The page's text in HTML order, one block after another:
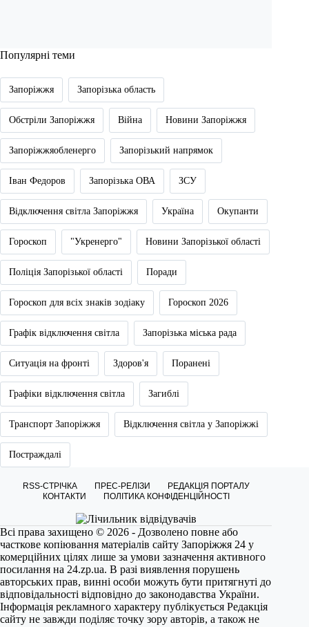
Популярні теми
Запоріжжя Запорізька область
Обстріли Запоріжжя Війна Новини Запоріжжя
Запоріжжяобленерго Запорізький напрямок
Іван Федоров Запорізька ОВА ЗСУ
Відключення світла Запоріжжя Україна Окупанти
Гороскоп "Укренерго" Новини Запорізької області
Поліція Запорізької області Поради
Гороскоп для всіх знаків зодіаку Гороскоп 2026
Графік відключення світла Запорізька міська рада
Ситуація на фронті Здоров'я Поранені
Графіки відключення світла Загиблі
Транспорт Запоріжжя Відключення світла у Запоріжжі
Постраждалі
RSS-СТРІЧКА ПРЕС-РЕЛІЗИ
РЕДАКЦІЯ ПОРТАЛУ
КОНТАКТИ
ПОЛІТИКА КОНФІДЕНЦІЙНОСТІ
Всі права захищено © 2026 - Дозволено повне або
часткове копіювання матеріалів сайту Запоріжжя 24 у
комерційних цілях лише за умови зазначення активного
посилання на 24.zp.ua. В разі виявлення порушень
авторських прав, винні особи можуть бути притягнуті до
відповідальності відповідно до законодавства України.
Інформація рекламного характеру публікується Редакція
сайту не завжди поділяє точку зору авторів, а також не